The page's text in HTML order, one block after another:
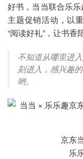
好书，当当联合乐
主题促销活动，以
“阅读好礼”，让书香
不知道从哪里进
刻进入，感兴趣
哟。
京东
乐